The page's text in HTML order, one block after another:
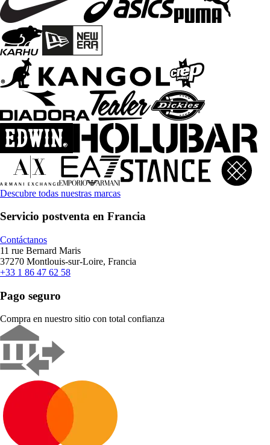
Descubre todas nuestras marcas
Servicio postventa en Francia
Contáctanos
11 rue Bernard Maris
37270 Montlouis-sur-Loire, Francia
+33 1 86 47 62 58
Pago seguro
Compra en nuestro sitio con total confianza